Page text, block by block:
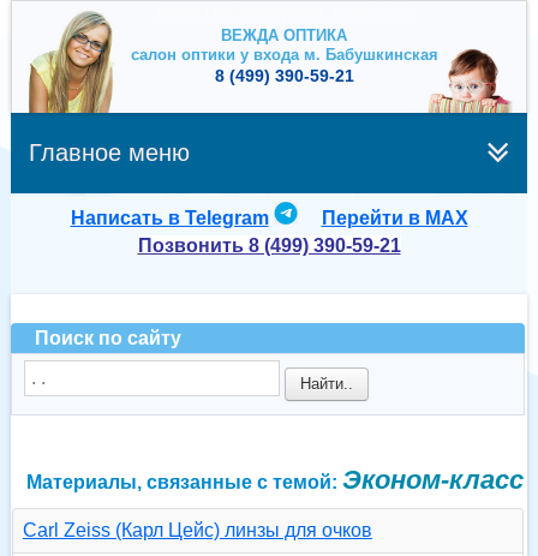
ВЕЖДА ОПТИКА
салон оптики у входа м. Бабушкинская
8 (499) 390-59-21
Главное меню
Написать в Telegram
Перейти в MAX
Позвонить 8 (499) 390-59-21
Поиск по сайту
Найти..
Материалы, связанные с темой: Эконом-класс
Carl Zeiss (Карл Цейс) линзы для очков